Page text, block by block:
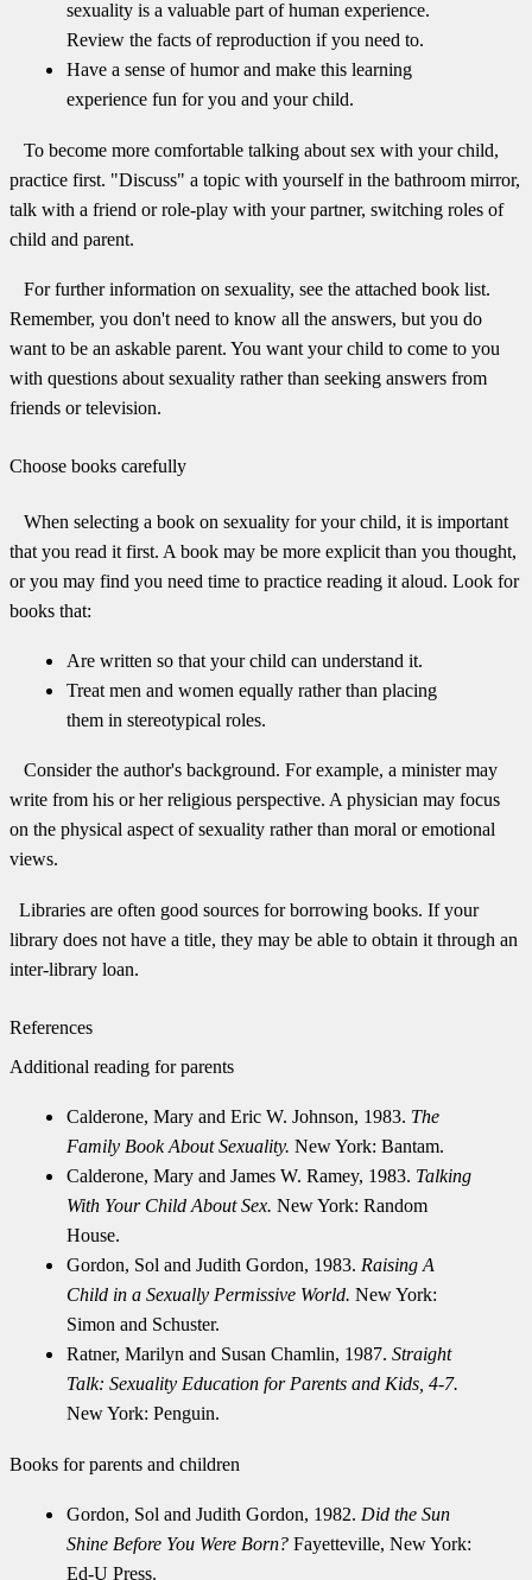
sexuality is a valuable part of human experience.
Review the facts of reproduction if you need to.
Have a sense of humor and make this learning
experience fun for you and your child.
To become more comfortable talking about sex with your child,
practice first. "Discuss" a topic with yourself in the bathroom mirror,
talk with a friend or role-play with your partner, switching roles of
child and parent.
For further information on sexuality, see the attached book list.
Remember, you don't need to know all the answers, but you do
want to be an askable parent. You want your child to come to you
with questions about sexuality rather than seeking answers from
friends or television.
Choose books carefully
When selecting a book on sexuality for your child, it is important
that you read it first. A book may be more explicit than you thought,
or you may find you need time to practice reading it aloud. Look for
books that:
Are written so that your child can understand it.
Treat men and women equally rather than placing
them in stereotypical roles.
Consider the author's background. For example, a minister may
write from his or her religious perspective. A physician may focus
on the physical aspect of sexuality rather than moral or emotional
views.
Libraries are often good sources for borrowing books. If your
library does not have a title, they may be able to obtain it through an
inter-library loan.
References
Additional reading for parents
Calderone, Mary and Eric W. Johnson, 1983. The
Family Book About Sexuality. New York: Bantam.
Calderone, Mary and James W. Ramey, 1983. Talking
With Your Child About Sex. New York: Random
House.
Gordon, Sol and Judith Gordon, 1983. Raising A
Child in a Sexually Permissive World. New York:
Simon and Schuster.
Ratner, Marilyn and Susan Chamlin, 1987. Straight
Talk: Sexuality Education for Parents and Kids, 4-7.
New York: Penguin.
Books for parents and children
Gordon, Sol and Judith Gordon, 1982. Did the Sun
Shine Before You Were Born? Fayetteville, New York:
Ed-U Press.